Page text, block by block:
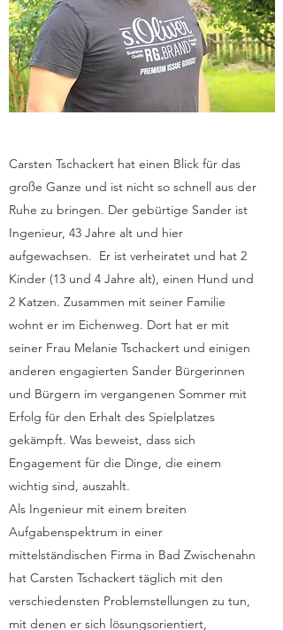
Carsten Tschackert hat einen Blick für das
große Ganze und ist nicht so schnell aus der
Ruhe zu bringen. Der gebürtige Sander ist
Ingenieur, 43 Jahre alt und hier
aufgewachsen. Er ist verheiratet und hat 2
Kinder (13 und 4 Jahre alt), einen Hund und
2 Katzen. Zusammen mit seiner Familie
wohnt er im Eichenweg. Dort hat er mit
seiner Frau Melanie Tschackert und einigen
anderen engagierten Sander Bürgerinnen
und Bürgern im vergangenen Sommer mit
Erfolg für den Erhalt des Spielplatzes
gekämpft. Was beweist, dass sich
Engagement für die Dinge, die einem
wichtig sind, auszahlt.
Als Ingenieur mit einem breiten
Aufgabenspektrum in einer
mittelständischen Firma in Bad Zwischenahn
hat Carsten Tschackert täglich mit den
verschiedensten Problemstellungen zu tun,
mit denen er sich lösungsorientiert,